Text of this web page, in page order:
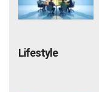
Lifestyle